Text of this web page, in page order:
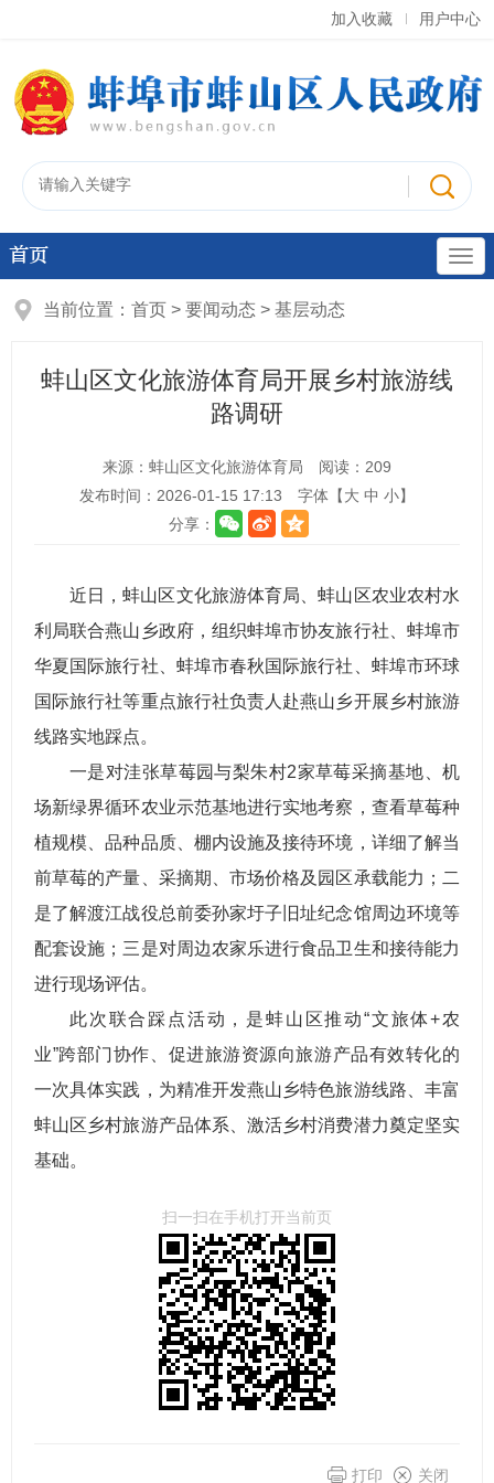
加入收藏 用户中心
首页
当前位置： 首页 > 要闻动态 > 基层动态
蚌山区文化旅游体育局开展乡村旅游线
路调研
来源：蚌山区文化旅游体育局 阅读： 209
发布时间：2026-01-15 17:13
字体【大 中 小】
分享：
近日，蚌山区文化旅游体育局、蚌山区农业农村水
利局联合燕山乡政府，组织蚌埠市协友旅行社、蚌埠市
华夏国际旅行社、蚌埠市春秋国际旅行社、蚌埠市环球
国际旅行社等重点旅行社负责人赴燕山乡开展乡村旅游
线路实地踩点。
一是对洼张草莓园与梨朱村2家草莓采摘基地、机
场新绿界循环农业示范基地进行实地考察，查看草莓种
植规模、品种品质、棚内设施及接待环境，详细了解当
前草莓的产量、采摘期、市场价格及园区承载能力；二
是了解渡江战役总前委孙家圩子旧址纪念馆周边环境等
配套设施；三是对周边农家乐进行食品卫生和接待能力
进行现场评估。
此次联合踩点活动，是蚌山区推动“文旅体+农
业”跨部门协作、促进旅游资源向旅游产品有效转化的
一次具体实践，为精准开发燕山乡特色旅游线路、丰富
蚌山区乡村旅游产品体系、激活乡村消费潜力奠定坚实
基础。
扫一扫在手机打开当前页
打印 关闭